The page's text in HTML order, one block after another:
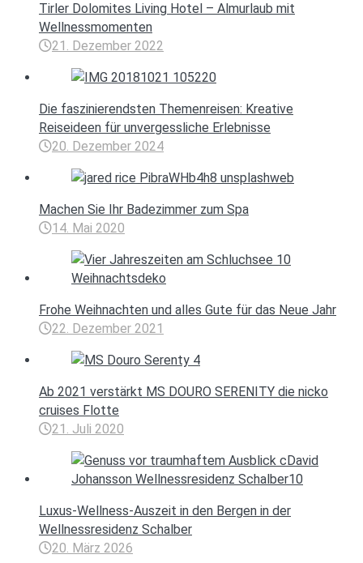
Tirler Dolomites Living Hotel – Almurlaub mit
Wellnessmomenten
21. Dezember 2022
Die faszinierendsten Themenreisen: Kreative
Reiseideen für unvergessliche Erlebnisse
20. Dezember 2024
Machen Sie Ihr Badezimmer zum Spa
14. Mai 2020
Frohe Weihnachten und alles Gute für das Neue Jahr
22. Dezember 2021
Ab 2021 verstärkt MS DOURO SERENITY die nicko
cruises Flotte
21. Juli 2020
Luxus-Wellness-Auszeit in den Bergen in der
Wellnessresidenz Schalber
20. März 2026